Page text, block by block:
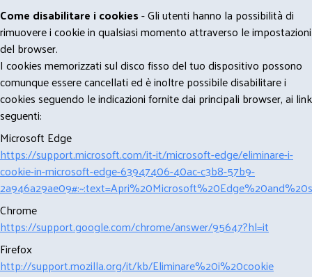
Come disabilitare i cookies- Gli utenti hanno la possibilità di
rimuovere i cookie in qualsiasi momento attraverso le impostazioni
del browser.
I cookies memorizzati sul disco fisso del tuo dispositivo possono
comunque essere cancellati ed è inoltre possibile disabilitare i
cookies seguendo le indicazioni fornite dai principali browser, ai link
seguenti:
Microsoft Edge
https://support.microsoft.com/it-it/microsoft-edge/eliminare-i-
cookie-in-microsoft-edge-63947406-40ac-c3b8-57b9-
Chrome
https://support.google.com/chrome/answer/95647?hl=it
Firefox
http://support.mozilla.org/it/kb/Eliminare%20i%20cookie